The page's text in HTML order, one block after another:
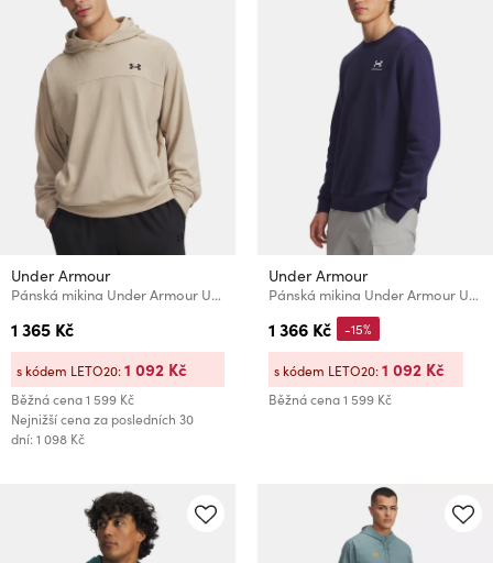
Under Armour
Pánská mikina Under Armour UA Rival LW Hoodie-BRN
1 365 Kč
Běžná cena1 599 Kč
Nejnižší cena za posledních 30
dní: 1 098 Kč
s kódem LETO20:1 092 Kč
Under Armour
Pánská mikina Under Armour UA Essential Fleece Crew
1 366 Kč
Běžná cena1 599 Kč
-15%
s kódem LETO20:1 092 Kč